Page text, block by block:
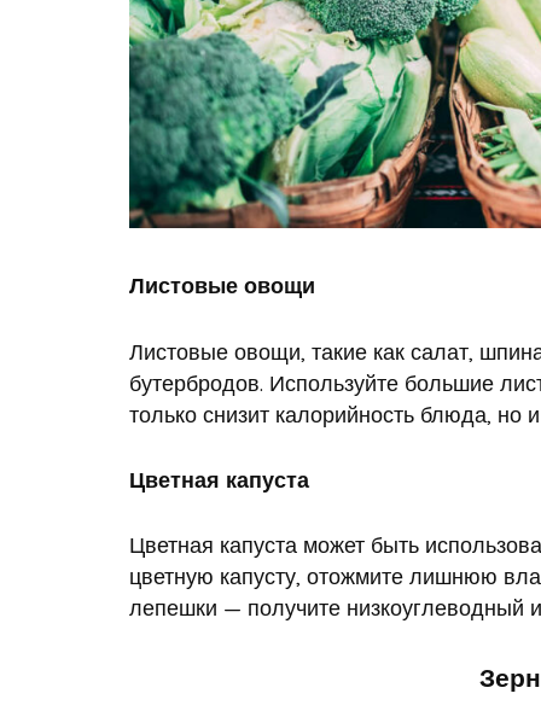
Листовые овощи
Листовые овощи, такие как салат,
бутербродов. Используйте большие
только снизит калорийность блюда,
Цветная капуста
Цветная капуста может быть
цветную капусту, отожмите лишнюю
лепешки — получите низкоуглеводный